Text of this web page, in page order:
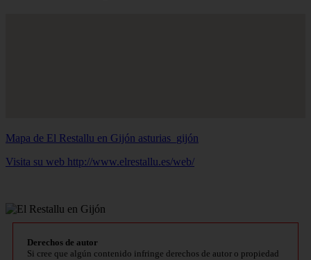
Mapa de El Restallu en Gijón asturias_gijón
Visita su web http://www.elrestallu.es/web/
Derechos de autor
Si cree que algún contenido infringe derechos de autor o propiedad